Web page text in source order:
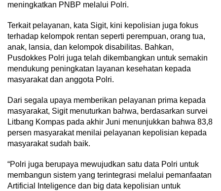
meningkatkan PNBP melalui Polri.
Terkait pelayanan, kata Sigit, kini kepolisian juga fokus
terhadap kelompok rentan seperti perempuan, orang tua,
anak, lansia, dan kelompok disabilitas. Bahkan,
Pusdokkes Polri juga telah dikembangkan untuk semakin
mendukung peningkatan layanan kesehatan kepada
masyarakat dan anggota Polri.
Dari segala upaya memberikan pelayanan prima kepada
masyarakat, Sigit menuturkan bahwa, berdasarkan survei
Litbang Kompas pada akhir Juni menunjukkan bahwa 83,8
persen masyarakat menilai pelayanan kepolisian kepada
masyarakat sudah baik.
“Polri juga berupaya mewujudkan satu data Polri untuk
membangun sistem yang terintegrasi melalui pemanfaatan
Artificial Inteligence dan big data kepolisian untuk